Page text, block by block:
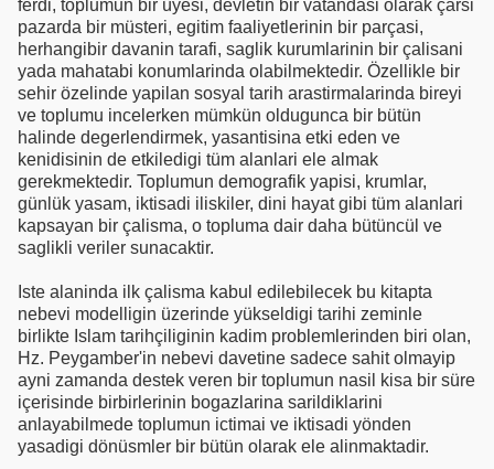
ferdi, toplumun bir üyesi, devletin bir vatandasi olarak çarsi
pazarda bir müsteri, egitim faaliyetlerinin bir parçasi,
herhangibir davanin tarafi, saglik kurumlarinin bir çalisani
yada mahatabi konumlarinda olabilmektedir. Özellikle bir
sehir özelinde yapilan sosyal tarih arastirmalarinda bireyi
ve toplumu incelerken mümkün oldugunca bir bütün
halinde degerlendirmek, yasantisina etki eden ve
kenidisinin de etkiledigi tüm alanlari ele almak
gerekmektedir. Toplumun demografik yapisi, krumlar,
günlük yasam, iktisadi iliskiler, dini hayat gibi tüm alanlari
kapsayan bir çalisma, o topluma dair daha bütüncül ve
saglikli veriler sunacaktir.
Iste alaninda ilk çalisma kabul edilebilecek bu kitapta
nebevi modelligin üzerinde yükseldigi tarihi zeminle
birlikte Islam tarihçiliginin kadim problemlerinden biri olan,
Hz. Peygamber'in nebevi davetine sadece sahit olmayip
ayni zamanda destek veren bir toplumun nasil kisa bir süre
içerisinde birbirlerinin bogazlarina sarildiklarini
anlayabilmede toplumun ictimai ve iktisadi yönden
yasadigi dönüsmler bir bütün olarak ele alinmaktadir.